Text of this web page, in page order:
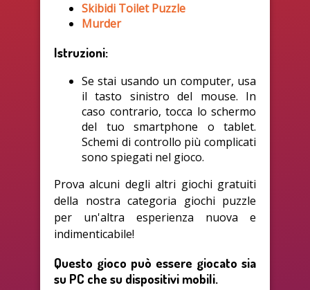
Skibidi Toilet Puzzle
Murder
Istruzioni:
Se stai usando un computer, usa
il tasto sinistro del mouse. In
caso contrario, tocca lo schermo
del tuo smartphone o tablet.
Schemi di controllo più complicati
sono spiegati nel gioco.
Prova alcuni degli altri giochi gratuiti
della nostra categoria giochi puzzle
per un'altra esperienza nuova e
indimenticabile!
Questo gioco può essere giocato sia
su PC che su dispositivi mobili.